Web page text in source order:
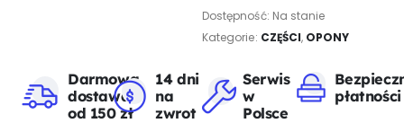
Dostępność: Na stanie
Kategorie: CZĘŚCI, OPONY
Darmowa
dostawa
od 150 zł
14 dni
na
zwrot
Serwis
w
Polsce
płatności